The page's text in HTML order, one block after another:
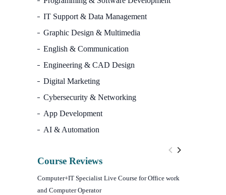
IT Support & Data Management
Graphic Design & Multimedia
English & Communication
Engineering & CAD Design
Digital Marketing
Cybersecurity & Networking
App Development
AI & Automation
Course Reviews
Computer+IT Specialist Live Course for Office work
and Computer Operator